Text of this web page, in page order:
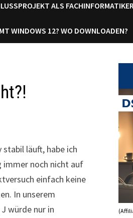
ALS
WINDOWS 12? WO DOWNLOADEN?
läuft, habe ich
immer noch nicht auf
einfach keine
In unserem
würde nur in